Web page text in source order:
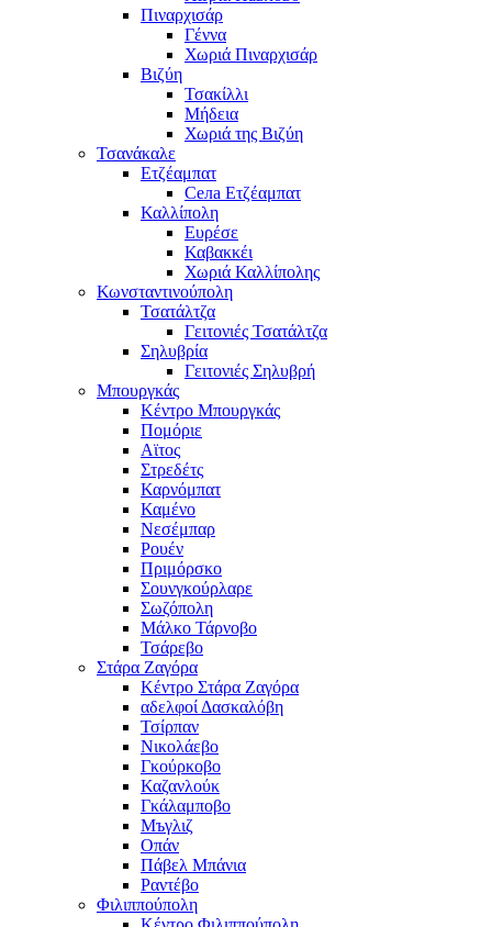
Πιναρχισάρ
Γέννα
Χωριά Πιναρχισάρ
Βιζύη
Τσακίλλι
Μήδεια
Χωριά της Βιζύη
Τσανάκαλε
Ετζέαμπατ
Села Ετζέαμπατ
Καλλίπολη
Ευρέσε
Καβακκέι
Χωριά Καλλίπολης
Κωνσταντινούπολη
Τσατάλτζα
Γειτονιές Τσατάλτζα
Σηλυβρία
Γειτονιές Σηλυβρή
Μπουργκάς
Κέντρο Μπουργκάς
Πομόριε
Αϊτος
Στρεδέτς
Καρνόμπατ
Καμένο
Νεσέμπαρ
Ρουέν
Πριμόρσκο
Σουνγκούρλαρε
Σωζόπολη
Μάλκο Τάρνοβο
Τσάρεβο
Στάρα Ζαγόρα
Κέντρο Στάρα Ζαγόρα
αδελφοί Δασκαλόβη
Τσίρπαν
Νικολάεβο
Γκούρκοβο
Καζανλούκ
Γκάλαμποβο
Μъγλιζ
Οπάν
Πάβελ Μπάνια
Ραντέβο
Φιλιππούπολη